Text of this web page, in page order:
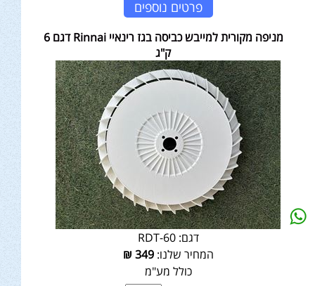
פרטים נוספים
מניפה מקורית למייבש כביסה בגז רינאיי Rinnai דגם 6
ק"ג
דגם: RDT-60
המחיר שלנו:349
₪
כולל מע"מ